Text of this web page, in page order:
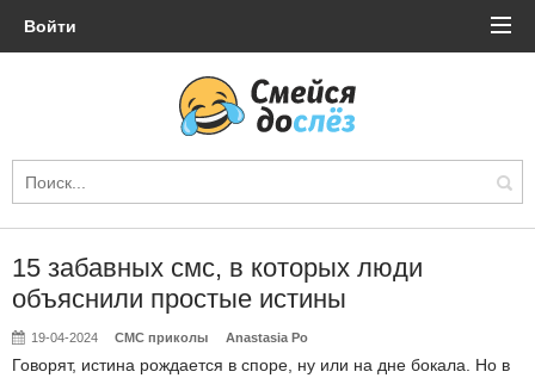
Войти
15 забавных смс, в которых люди
объяснили простые истины
19-04-2024 СМС приколы Anastasia Po
Говорят, истина рождается в споре, ну или на дне бокала. Но в